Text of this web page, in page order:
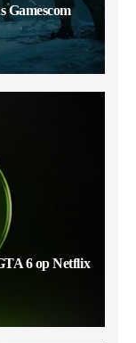
Gamescom
6 op Netflix